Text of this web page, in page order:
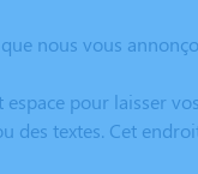
nous vous
pour laisser
des textes. Cet